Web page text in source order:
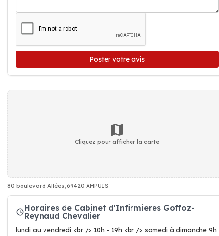
Poster votre avis
Cliquez pour afficher la carte
80 boulevard Allées, 69420 AMPUIS
Horaires de Cabinet d'Infirmieres Goffoz-
Reynaud Chevalier
lundi au vendredi <br /> 10h - 19h <br /> samedi à dimanche 9h